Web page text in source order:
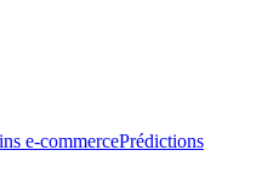
e-commercePrédictions